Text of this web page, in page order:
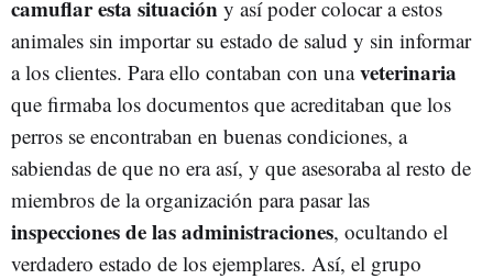
camuflar esta situación y así poder colocar a estos
animales sin importar su estado de salud y sin informar
a los clientes. Para ello contaban con unaveterinaria
que firmaba los documentos que acreditaban que los
perros se encontraban en buenas condiciones, a
sabiendas de que no era así, y que asesoraba al resto de
miembros de la organización para pasar las
inspecciones de las administraciones, ocultando el
verdadero estado de los ejemplares. Así, el grupo